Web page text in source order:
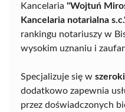
Kancelaria "Wojtuń
Kancelaria notarialna
rankingu notariuszy w
wysokim uznaniu i
Specjalizuje się w
dodatkowo zapewnia
przez doświadczonych